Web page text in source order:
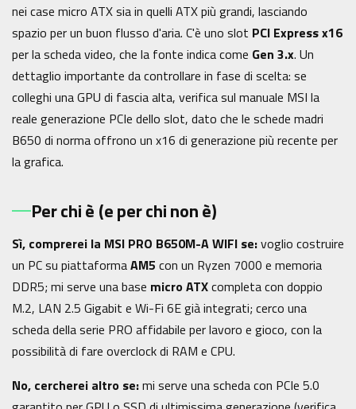
nei case micro ATX sia in quelli ATX più grandi, lasciando
spazio per un buon flusso d'aria. C'è uno slot PCI Express x16
per la scheda video, che la fonte indica come Gen 3.x. Un
dettaglio importante da controllare in fase di scelta: se
colleghi una GPU di fascia alta, verifica sul manuale MSI la
reale generazione PCIe dello slot, dato che le schede madri
B650 di norma offrono un x16 di generazione più recente per
la grafica.
Per chi è (e per chi non è)
Sì, comprerei la MSI PRO B650M-A WIFI se:voglio costruire
un PC su piattaformaAM5 con un Ryzen 7000 e memoria
DDR5; mi serve una base micro ATXcompleta con doppio
M.2, LAN 2.5 Gigabit e Wi-Fi 6E già integrati; cerco una
scheda della serie PRO affidabile per lavoro e gioco, con la
possibilità di fare overclock di RAM e CPU.
No, cercherei altro se:mi serve una scheda con PCIe 5.0